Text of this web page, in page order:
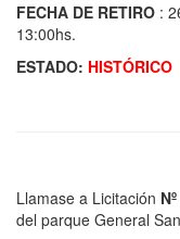
FECHA DE RETIRO :
13:00hs.
ESTADO: HISTÓRICO
Llamase a Licitación
del parque General